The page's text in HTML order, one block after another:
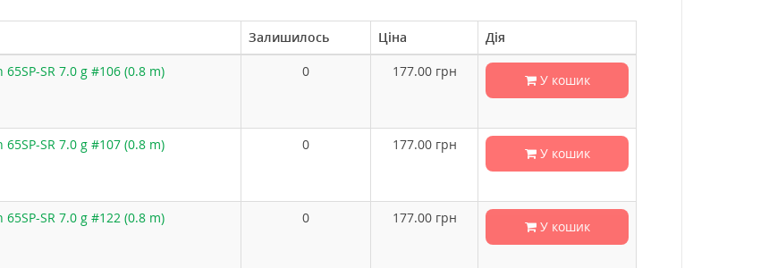
Залишилось Ціна
Дія
SR 7.0 g #106 (0.8 m)
0 177.00грн
У кошик
SR 7.0 g #107 (0.8 m) 0 177.00грн
У кошик
SR 7.0 g #122 (0.8 m) 0 177.00грн
У кошик